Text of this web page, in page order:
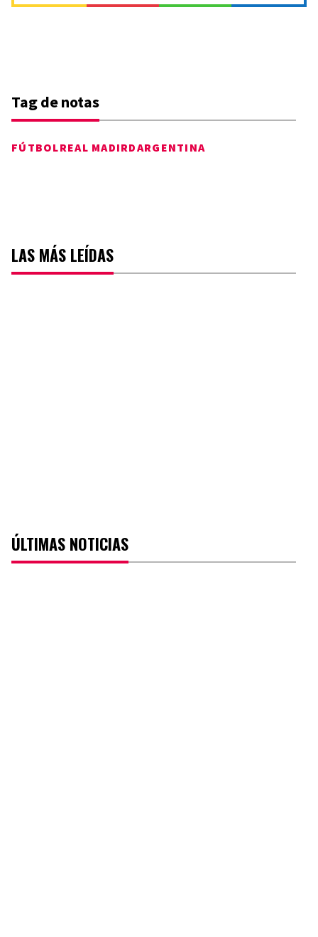
Tag de notas
FÚTBOLREAL MADIRDARGENTINA
LAS MÁS LEÍDAS
ÚLTIMAS NOTICIAS